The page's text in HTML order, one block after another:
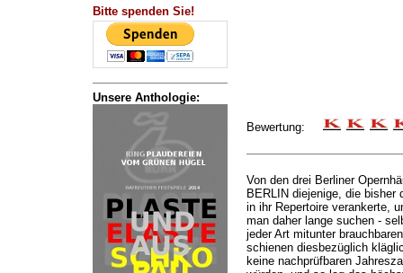
Bitte spenden Sie!
Unsere Anthologie:
Bewertung:
Von den drei Berliner
BERLIN diejenige, die bisher
in ihr Repertoire verankerte,
man daher lange suchen -
jeder Art mitunter
schienen diesbezüglich
keine nachprüfbaren